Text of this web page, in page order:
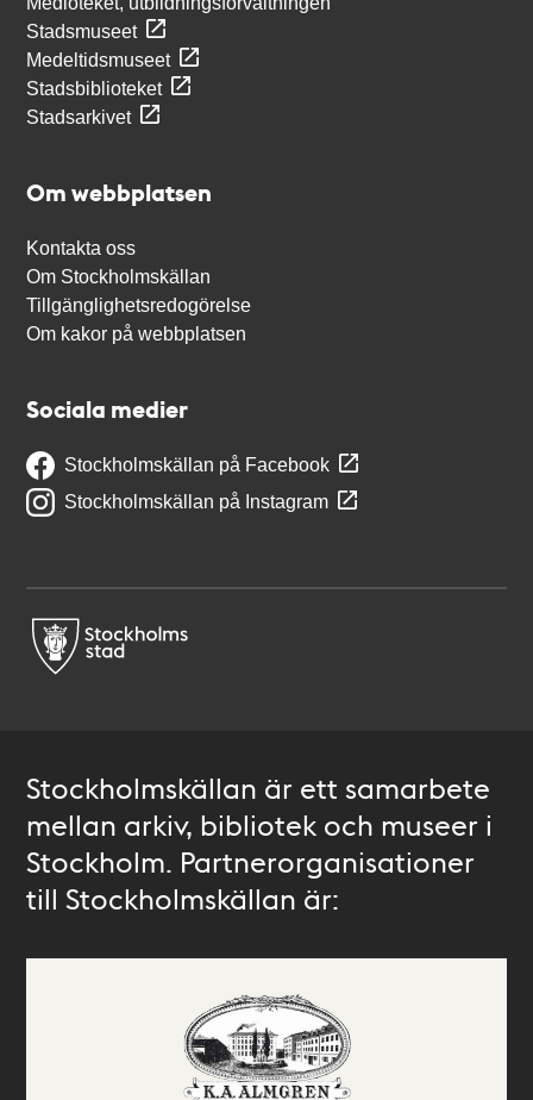
Stadsmuseet
Medeltidsmuseet
Stadsbiblioteket
Stadsarkivet
Om webbplatsen
Kontakta oss
Om Stockholmskällan
Tillgänglighetsredogörelse
Om kakor på webbplatsen
Sociala medier
Stockholmskällan på Facebook
Stockholmskällan på Instagram
Stockholmskällan är ett samarbete
mellan arkiv, bibliotek och museer i
Stockholm. Partnerorganisationer
till Stockholmskällan är: